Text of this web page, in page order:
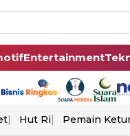
Entertainment
Hut Ri Pemain